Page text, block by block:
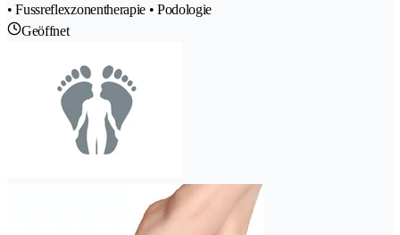
• Fussreflexzonentherapie • Podologie
Geöffnet